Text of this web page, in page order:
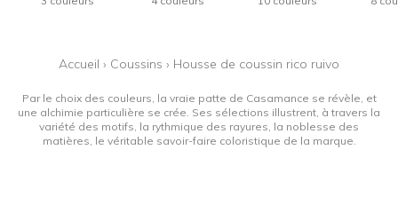
Accueil › Coussins › Housse de coussin rico ruivo
Par le choix des couleurs, la vraie patte de Casamance se révèle, et
une alchimie particulière se crée. Ses sélections illustrent, à travers la
variété des motifs, la rythmique des rayures, la noblesse des
matières, le véritable savoir-faire coloristique de la marque.